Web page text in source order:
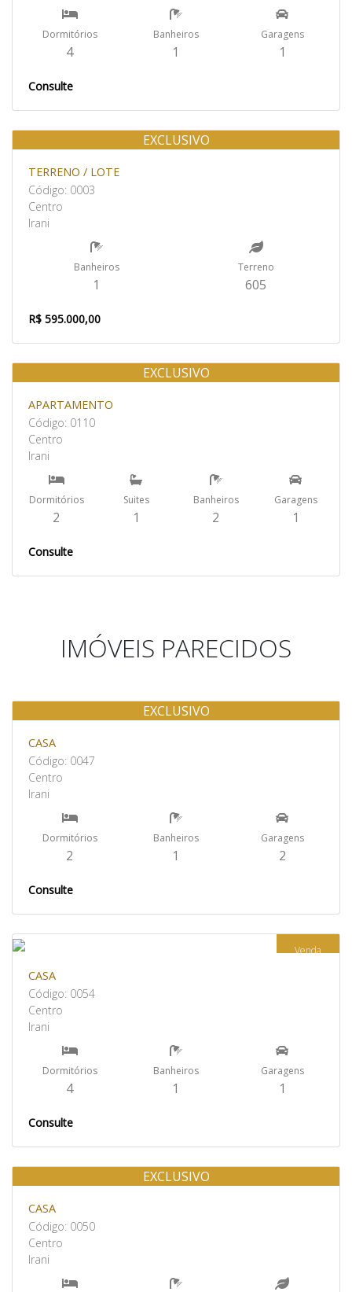
Dormitórios
4
Banheiros
1
Garagens
1
Consulte
Venda
EXCLUSIVO
TERRENO / LOTE
Código: 0003
Centro
Irani
Banheiros
1
Terreno
605
R$ 595.000,00
Aluguel
EXCLUSIVO
APARTAMENTO
Código: 0110
Centro
Irani
Dormitórios
2
Suites
1
Banheiros
2
Garagens
1
Consulte
IMÓVEIS PARECIDOS
Venda
EXCLUSIVO
CASA
Código: 0047
Centro
Irani
Dormitórios
2
Banheiros
1
Garagens
2
Consulte
Venda
CASA
Código: 0054
Centro
Irani
Dormitórios
4
Banheiros
1
Garagens
1
Consulte
Venda
EXCLUSIVO
CASA
Código: 0050
Centro
Irani